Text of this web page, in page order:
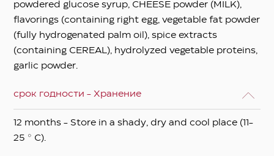
powdered glucose syrup, CHEESE powder (MILK),
flavorings (containing right egg, vegetable fat powder
(fully hydrogenated palm oil), spice extracts
(containing CEREAL), hydrolyzed vegetable proteins,
garlic powder.
срок годности - Хранение
12 months - Store in a shady, dry and cool place (11-
25 ° C).